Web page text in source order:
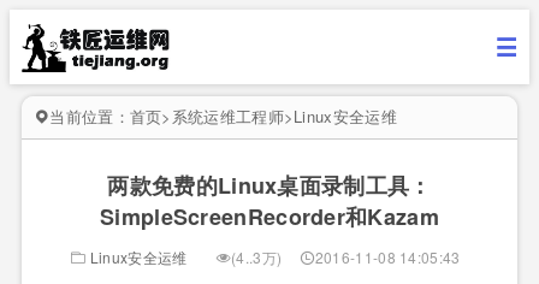
当前位置： 首页> 系统运维工程师>Linux安全运维
两款免费的Linux桌面录制工具：
SimpleScreenRecorder和Kazam
Linux安全运维 (4..3万) 2016-11-08 14:05:43